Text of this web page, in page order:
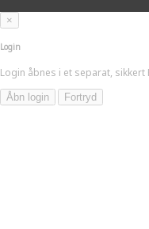
×
Login
Login åbnes i et separat, sikkert
Åbn login Fortryd